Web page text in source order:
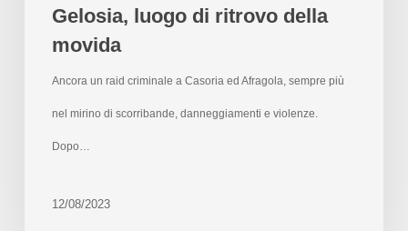
Gelosia, luogo di ritrovo della
movida
Ancora un raid criminale a Casoria ed Afragola, sempre più
nel mirino di scorribande, danneggiamenti e violenze.
Dopo…
12/08/2023